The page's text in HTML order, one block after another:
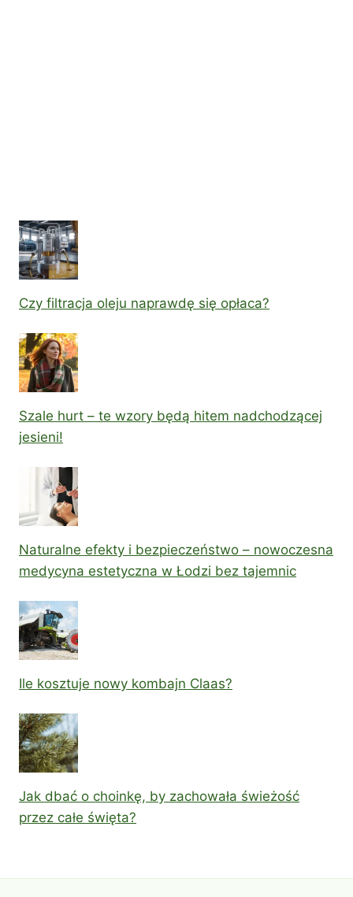
Czy filtracja oleju naprawdę się opłaca?
Szale hurt – te wzory będą hitem nadchodzącej
jesieni!
Naturalne efekty i bezpieczeństwo – nowoczesna
medycyna estetyczna w Łodzi bez tajemnic
Ile kosztuje nowy kombajn Claas?
Jak dbać o choinkę, by zachowała świeżość
przez całe święta?